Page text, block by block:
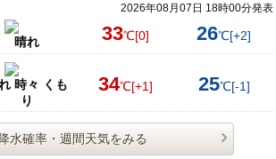
2026年08月07日 18時00分発表
晴れ 33℃[0] 26℃[+2]
時々 くも
り
34℃[+1] 25℃[-1]
降水確率・週間天気をみる